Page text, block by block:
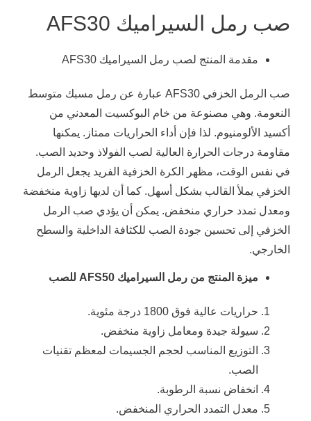
صب رمل السيراميك AFS30
مقدمة المنتج لصب رمل السيراميك AFS30
صب الرمل الخزفي AFS30 عبارة عن رمل مسبك متوسط ​​
النعومة. وهي مصنوعة من خام البوكسيت المعدني من
أكسيد الألومنيوم. لذا فإن أداء الحراريات ممتاز. يمكنها
مقاومة درجات الحرارة العالية لصب الفولاذ وحديد الصب.
في نفس الوقت، مظهر الكرة الخزفية الفريد يجعل الرمل
الخزفي يملأ القالب بشكل أسهل. كما أن لديها زاوية منخفضة
ومعدل تمدد حراري منخفض. يمكن أن يؤدي صب الرمل
الخزفي إلى تحسين جودة الصب للكثافة الداخلية والسطح
الخارجي.
ميزة المنتج من رمل السيراميك AFS50 للصب
حراريات عالية فوق 1800 درجة مئوية.
سيولة جيدة ومعامل زاوية منخفض.
التوزيع المناسب لحجم الجسيمات لمعظم تقنيات
الصب.
انخفاض نسبة الرطوبة.
معدل التمدد الحراري المنخفض.